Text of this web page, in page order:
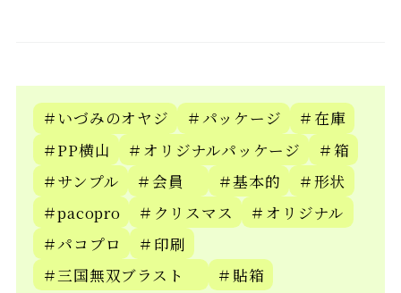
＃いづみのオヤジ ＃パッケージ
＃在庫
＃PP横山
＃オリジナルパッケージ
＃箱
＃サンプル
＃会員 ＃基本的
＃形状
＃pacopro
＃クリスマス
＃オリジナル
＃パコプロ
＃印刷
＃三国無双ブラスト
＃貼箱